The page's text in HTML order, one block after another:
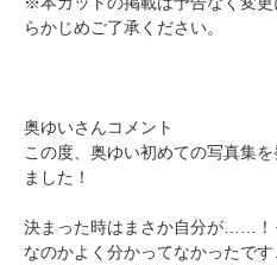
らかじめご了承ください。
奥ゆいさんコメント
この度、奥ゆい初めての写真集
ました！
決まった時はまさか自分が……！
なのかよく分かってなかったで